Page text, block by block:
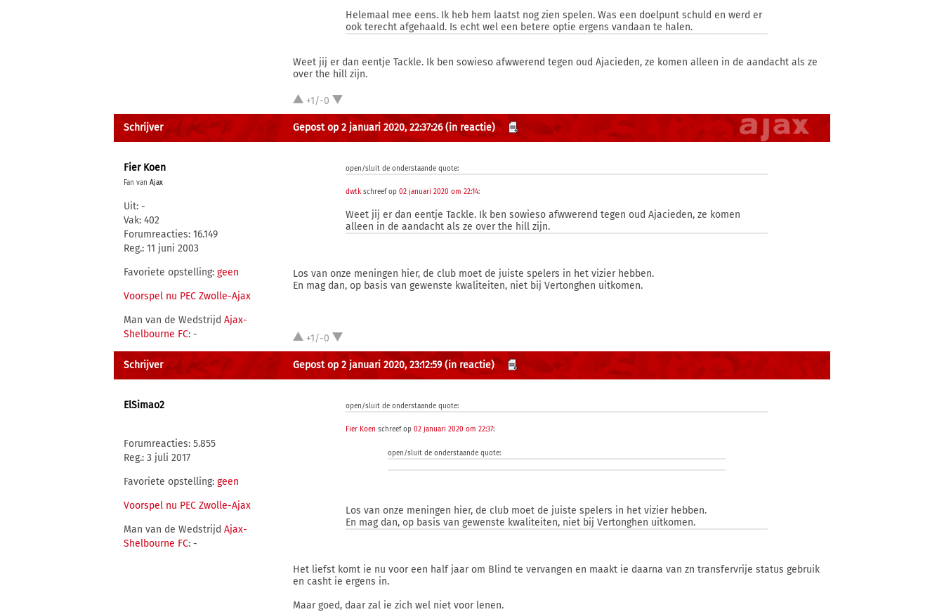
Helemaal mee eens. Ik heb hem laatst nog zien spelen. Was een doelpunt schuld en werd er
ook terecht afgehaald. Is echt wel een betere optie ergens vandaan te halen.
Weet jij er dan eentje Tackle. Ik ben sowieso afwwerend tegen oud Ajacieden, ze komen alleen in de aandacht als ze
over the hill zijn.
+1/-0
Schrijver Gepost op 2 januari 2020, 22:37:26 (in reactie)
Fier Koen
Fan van Ajax
Uit: -
Vak: 402
Forumreacties: 16.149
Reg.: 11 juni 2003
Favoriete opstelling: geen
Voorspel nu PEC Zwolle-Ajax
Man van de Wedstrijd Ajax-
Shelbourne FC: -
open/sluit de onderstaande quote:
dwtk schreef op02 januari 2020 om 22:14:
Weet jij er dan eentje Tackle. Ik ben sowieso afwwerend tegen oud Ajacieden, ze komen
alleen in de aandacht als ze over the hill zijn.
Los van onze meningen hier, de club moet de juiste spelers in het vizier hebben.
En mag dan, op basis van gewenste kwaliteiten, niet bij Vertonghen uitkomen.
+1/-0
Schrijver Gepost op 2 januari 2020, 23:12:59 (in reactie)
ElSimao2
Forumreacties: 5.855
Reg.: 3 juli 2017
Favoriete opstelling: geen
Voorspel nu PEC Zwolle-Ajax
Man van de Wedstrijd Ajax-
Shelbourne FC: -
open/sluit de onderstaande quote:
Fier Koen schreef op02 januari 2020 om 22:37:
open/sluit de onderstaande quote:
Los van onze meningen hier, de club moet de juiste spelers in het vizier hebben.
En mag dan, op basis van gewenste kwaliteiten, niet bij Vertonghen uitkomen.
Het liefst komt ie nu voor een half jaar om Blind te vervangen en maakt ie daarna van zn transfervrije status gebruik
en casht ie ergens in.
Maar goed, daar zal ie zich wel niet voor lenen.